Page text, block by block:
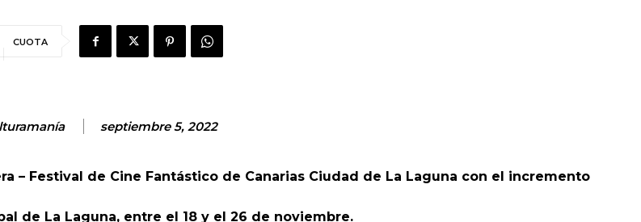
CUOTA
septiembre 5, 2022
– Festival de Cine Fantástico de Canarias Ciudad de La Laguna con el incremento
de La Laguna, entre el 18 y el 26 de noviembre.